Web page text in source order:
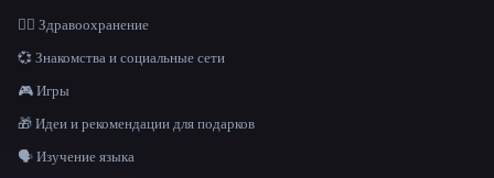
👩‍⚕️ Здравоохранение
💞 Знакомства и социальные сети
🎮 Игры
🎁 Идеи и рекомендации для подарков
🗣️ Изучение языка